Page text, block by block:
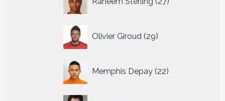
producten
Olivier Giroud 29
producten
Memphis Depay 22
producten